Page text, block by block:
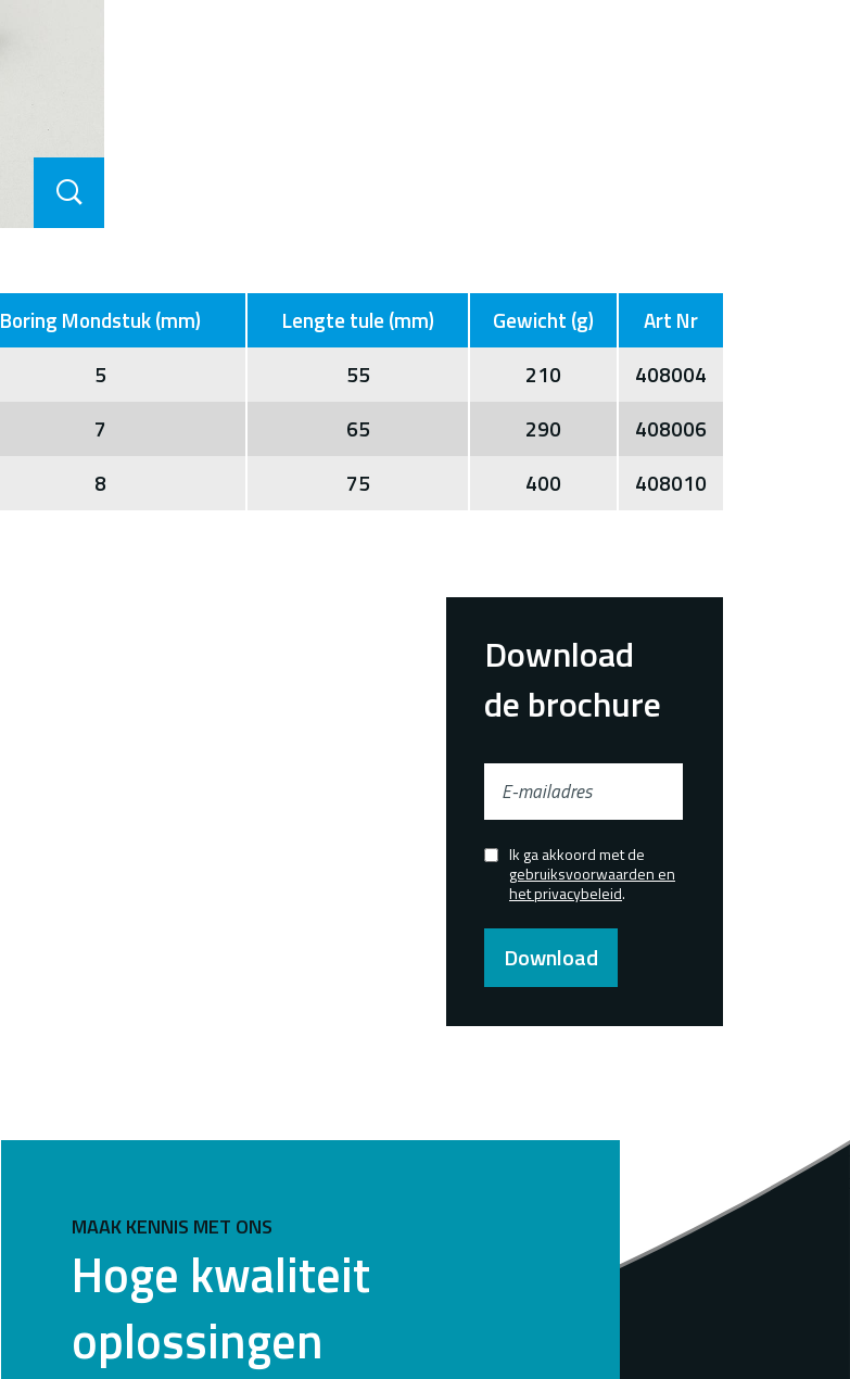
Boring Mondstuk (mm) Lengte tule (mm) Gewicht (g)
Art Nr
5 55 210
408004
7 65 290
408006
8 75 400 408010
Download
de brochure
mailadres
Confirmed
Ik ga akkoord met de
gebruiksvoorwaarden en
het privacybeleid.
Download
MAAK KENNIS MET ONS
Hoge kwaliteit
oplossingen